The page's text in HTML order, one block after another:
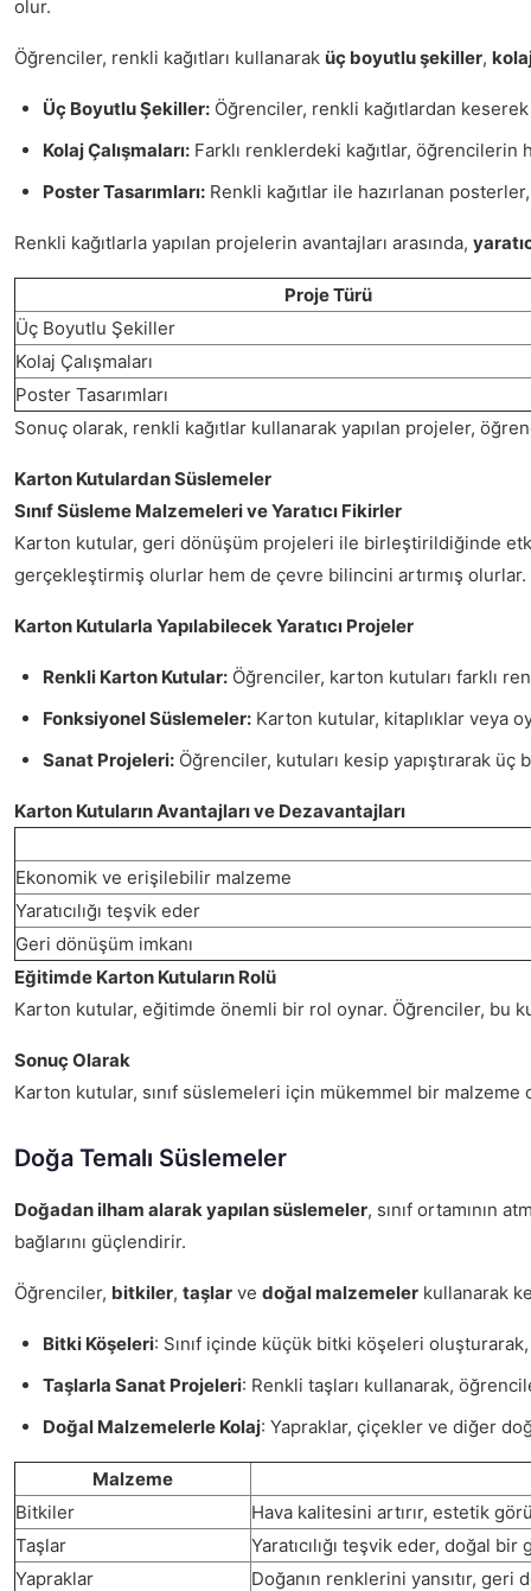
olur.
Öğrenciler, renkli kağıtları kullanarak üç boyutlu şekiller,
Üç Boyutlu Şekiller: Öğrenciler, renkli kağıtlardan
Kolaj Çalışmaları: Farklı renklerdeki kağıtlar, öğrencilerin
Poster Tasarımları: Renkli kağıtlar ile hazırlanan
Renkli kağıtlarla yapılan projelerin avantajları arasında,
Proje Türü
Üç Boyutlu Şekiller
Kolaj Çalışmaları
Poster Tasarımları
Sonuç olarak, renkli kağıtlar kullanarak yapılan projeler,
Karton Kutulardan Süslemeler
Sınıf Süsleme Malzemeleri ve Yaratıcı Fikirler
Karton kutular, geri dönüşüm projeleri ile birleştirildiğinde
gerçekleştirmiş olurlar hem de çevre bilincini artırmış olurlar.
Karton Kutularla Yapılabilecek Yaratıcı Projeler
Renkli Karton Kutular: Öğrenciler, karton kutuları farklı
Fonksiyonel Süslemeler: Karton kutular, kitaplıklar veya
Sanat Projeleri: Öğrenciler, kutuları kesip yapıştırarak
Karton Kutuların Avantajları ve Dezavantajları
Ekonomik ve erişilebilir malzeme
Yaratıcılığı teşvik eder
Geri dönüşüm imkanı
Eğitimde Karton Kutuların Rolü
Karton kutular, eğitimde önemli bir rol oynar. Öğrenciler, bu
Sonuç Olarak
Karton kutular, sınıf süslemeleri için mükemmel bir
Doğa Temalı Süslemeler
Doğadan ilham alarak yapılan süslemeler, sınıf ortamının
bağlarını güçlendirir.
Öğrenciler, bitkiler, taşlar ve doğal malzemeler kullanarak
Bitki Köşeleri: Sınıf içinde küçük bitki köşeleri
Taşlarla Sanat Projeleri: Renkli taşları kullanarak,
Doğal Malzemelerle Kolaj: Yapraklar, çiçekler ve diğer
Malzeme
Bitkiler
Hava kalitesini artırır, estetik
Taşlar
Yaratıcılığı teşvik eder, doğal bir
Yapraklar
Doğanın renklerini yansıtır, geri